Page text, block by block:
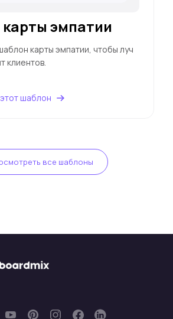
эмпатии
карты эмпатии, чтобы луч
клиентов.
шаблон
все шаблоны